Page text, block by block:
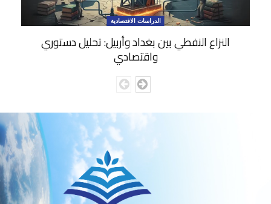
الدراسات الاقتصادية
النزاع النفطي بين بغداد وأربيل: تحليل دستوري
واقتصادي